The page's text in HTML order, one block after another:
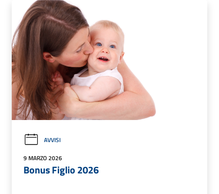
AVVISI
9 MARZO 2026
Bonus Figlio 2026